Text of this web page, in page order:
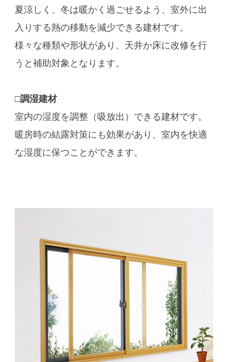
夏涼しく、冬は暖かく過ごせるよう、室外に出
入りする熱の移動を減少できる建材です。
様々な種類や形状があり、天井か床に改修を行
うと補助対象となります。
□調湿建材
室内の湿度を調整（吸放出）できる建材です。
暖房時の結露対策にも効果があり、室内を快適
な湿度に保つことができます。